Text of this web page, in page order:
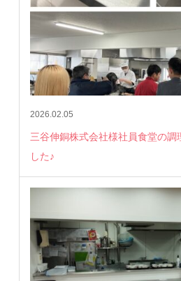
2026.02.05
三谷伸銅株式会社様社員食堂の調
した♪